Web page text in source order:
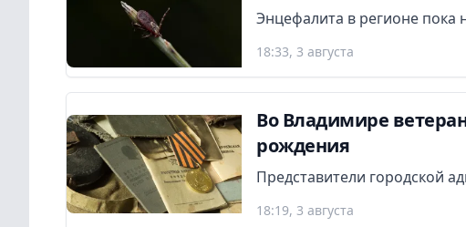
Энцефалита в регионе пока
18:33, 3 августа
Во Владимире
рождения
Представители городской
18:19, 3 августа